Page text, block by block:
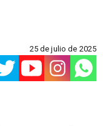
25 de julio de 2025